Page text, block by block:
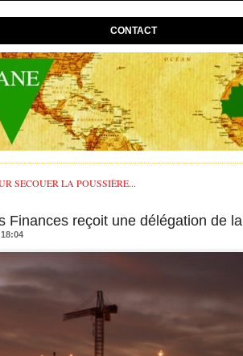
CONTACT
SECOUER LA POUSSIÈRE...
Finances reçoit une délégation de